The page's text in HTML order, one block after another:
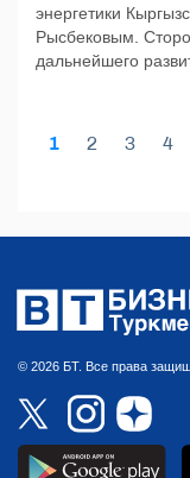
энергетики
Рысбековым.
дальнейшего
1 2 3 4
© 2026 БТ. Все права